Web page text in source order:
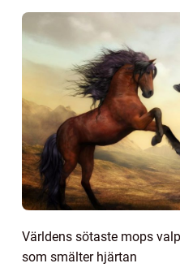
Världens sötaste mops
som smälter hjärtan